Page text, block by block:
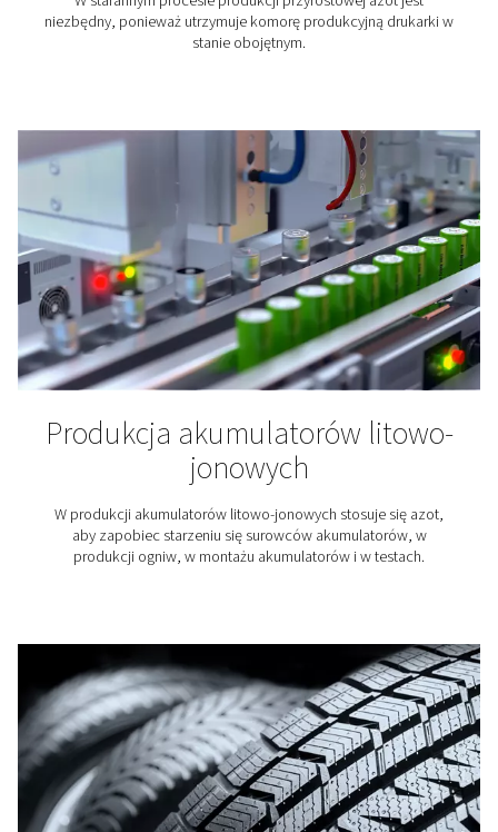
Produkcja kawy
Azot usuwa tlen i wilgoć, które mogą powodować
kawy. Aby zachować smak kawy i przedłużyć jej
opakowanie jest obojętne dla azotu.
Browarnictwo